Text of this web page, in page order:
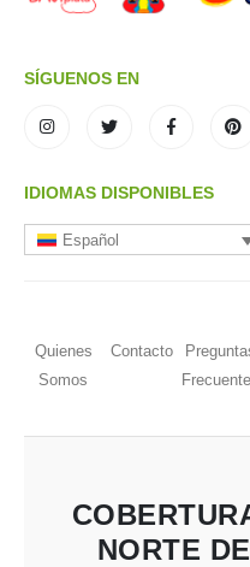
SÍGUENOS EN
IDIOMAS DISPONIBLES
Español
Quienes
Somos
Contacto
NORTE